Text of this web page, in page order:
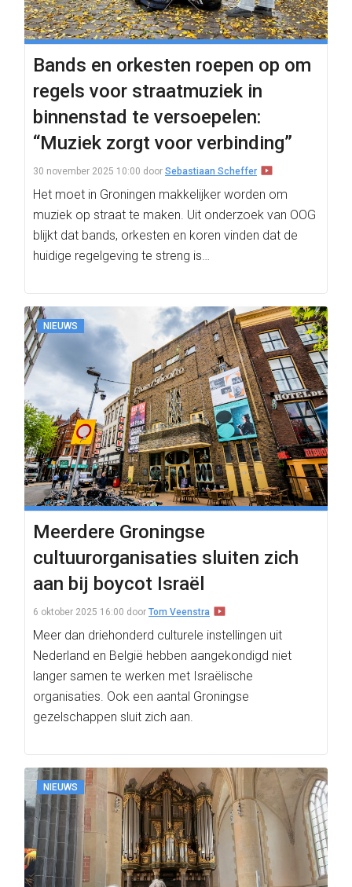
Bands en orkesten roepen op om
regels voor straatmuziek in
binnenstad te versoepelen:
“Muziek zorgt voor verbinding”
30 november 2025 10:00 door Sebastiaan Scheffer
Het moet in Groningen makkelijker worden om
muziek op straat te maken. Uit onderzoek van OOG
blijkt dat bands, orkesten en koren vinden dat de
huidige regelgeving te streng is…
NIEUWS
Meerdere Groningse
cultuurorganisaties sluiten zich
aan bij boycot Israël
6 oktober 2025 16:00 door Tom Veenstra
Meer dan driehonderd culturele instellingen uit
Nederland en België hebben aangekondigd niet
langer samen te werken met Israëlische
organisaties. Ook een aantal Groningse
gezelschappen sluit zich aan.
NIEUWS